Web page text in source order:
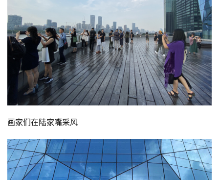
画家们在陆家嘴采风